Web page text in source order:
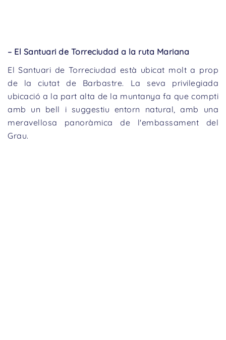
– El Santuari de Torreciudad a la ruta Mariana
El Santuari de Torreciudad està ubicat molt a prop
de la ciutat de Barbastre. La seva privilegiada
ubicació a la part alta de la muntanya fa que compti
amb un bell i suggestiu entorn natural, amb una
meravellosa panoràmica de l'embassament del
Grau.